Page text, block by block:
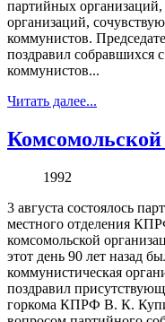
партийных
организаций,
коммунистов.
поздравил собравшихся
коммунистов...
Читать далее...
1992
3 августа состоялось
местного отделения
комсомольской
этот день 90 лет назад
коммунистическая
поздравил
горкома КПРФ В. К.